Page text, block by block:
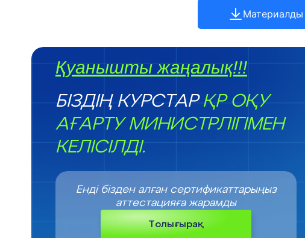
Қуанышты жаңалық!!!
БІЗДІҢ КУРСТАР ҚР ОҚУ
АҒАРТУ МИНИСТРЛІГІМЕН
КЕЛІСІЛДІ.
Енді бізден алған сертификаттарыңыз
аттестацияға жарамды
Толығырақ